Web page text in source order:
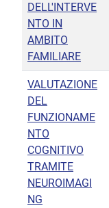
DELL'INTERVE
NTO IN
AMBITO
FAMILIARE
VALUTAZIONE
DEL
FUNZIONAME
NTO
COGNITIVO
TRAMITE
NEUROIMAGI
NG